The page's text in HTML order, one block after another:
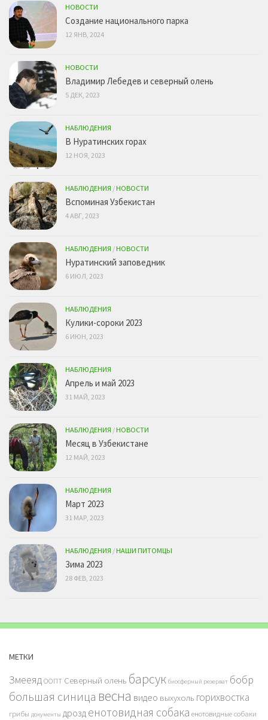
НОВОСТИ
Создание национального парка
12 ЯНВ, 2024
НОВОСТИ
Владимир Лебедев и северный олень
5 ДЕК, 2023
НАБЛЮДЕНИЯ
В Нуратинских горах
12 НОЯ, 2023
НАБЛЮДЕНИЯ /НОВОСТИ
Вспоминая Узбекистан
4 АВГ, 2023
НАБЛЮДЕНИЯ /НОВОСТИ
Нуратинский заповедник
6 ИЮЛ, 2023
НАБЛЮДЕНИЯ
Кулики-сороки 2023
6 ИЮН, 2023
НАБЛЮДЕНИЯ
Апрель и май 2023
31 МАЙ, 2023
НАБЛЮДЕНИЯ /НОВОСТИ
Месяц в Узбекистане
12 МАЙ, 2023
НАБЛЮДЕНИЯ
Март 2023
31 МАР, 2023
НАБЛЮДЕНИЯ /НАШИ ПИТОМЦЫ
Зима 2023
28 ФЕВ, 2023
МЕТКИ
ЗмееядООПТ Северный олень барсук биосферный резерват бобр
большая синица весна видео выхухоль горихвостка
грибы документы дрозд енотовидная собака енотовидные собаки